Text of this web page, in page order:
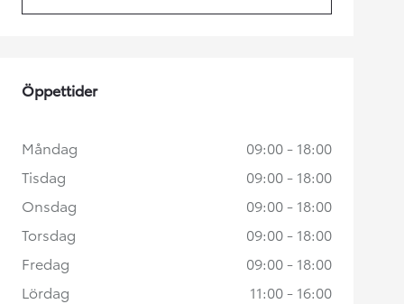
Öppettider
Måndag
09:00 - 18:00
Tisdag
09:00 - 18:00
Onsdag
09:00 - 18:00
Torsdag
09:00 - 18:00
Fredag
09:00 - 18:00
Lördag
11:00 - 16:00